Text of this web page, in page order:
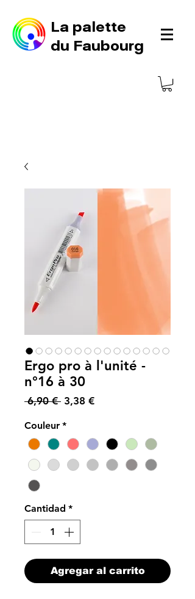
La palette
du Faubourg
Ergo pro à l'unité -
n°16 à 30
6,90 € Precio
3,38 €Precio
Couleur *
Cantidad *
Agregar al carrito